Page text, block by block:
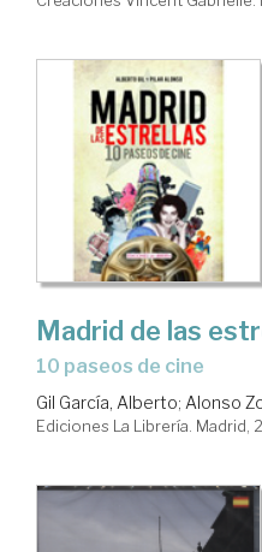
Madrid de las
10 paseos de cine
Gil García, Alberto; Alonso
Ediciones La Librería. Madrid,